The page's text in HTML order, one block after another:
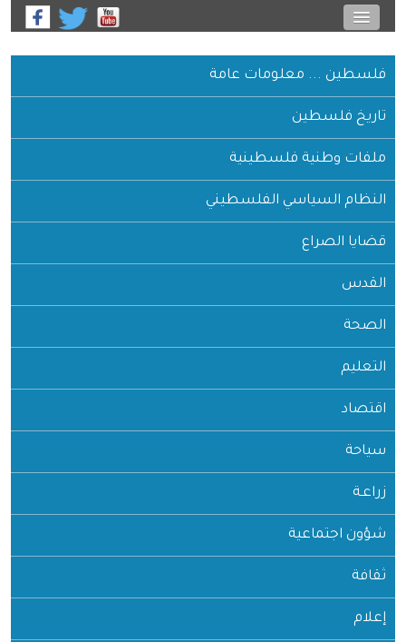
فلسطين ... معلومات عامة
تاريخ فلسطين
ملفات وطنية فلسطينية
النظام السياسي الفلسطيني
قضايا الصراع
القدس
الصحة
التعليم
اقتصاد
سياحة
زراعـة
شؤون اجتماعية
ثقافة
إعلام